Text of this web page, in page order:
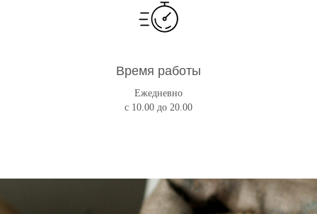
Время работы
Ежедневно
с 10.00 до 20.00